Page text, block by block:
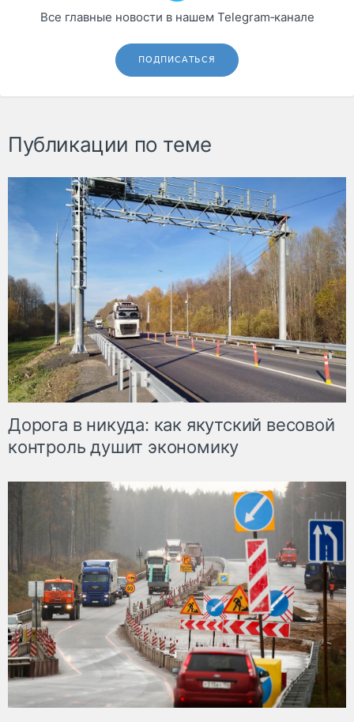
Все главные новости в нашем Telegram‑канале
ПОДПИСАТЬСЯ
Публикации по теме
Дорога в никуда: как якутский весовой
контроль душит экономику